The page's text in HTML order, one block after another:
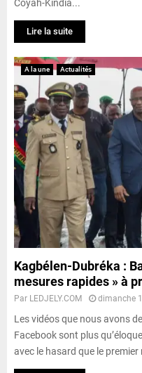
Coyah-Kindia...
Lire la suite
A la une Actualités
Kagbélen-Dubréka :
mesures rapides » à
Par LEDJELY.COM dimanche
Les vidéos que nous avons
Facebook sont plus
avec le hasard que le premier